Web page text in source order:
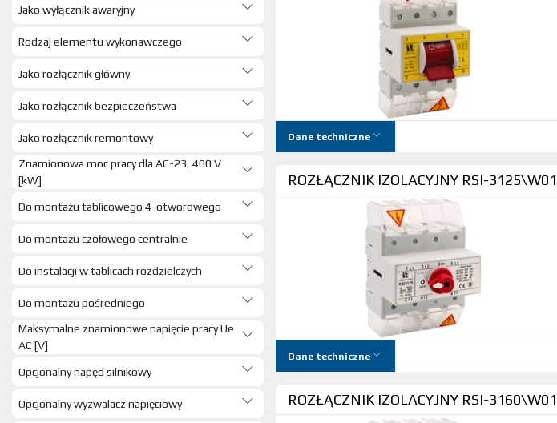
PRZEK. TRANS. STATE. ZASIL (472)
PRZEDŁUŻACZE, PRZYŁĄCZACZE
(242)
ELEKTRONARZĘDZIA (19)
KOŃCÓWKI I OPASKI (1007)
AKUMU. BATER. ŁADOW. LATAR
(258)
Ż_POZOSTAŁE (5606)
MATERIAŁY BUDOWALNE (14)
Jako wyłącznik awaryjny
Rodzaj elementu wykonawczego
Jako rozłącznik główny
Jako rozłącznik bezpieczeństwa
Jako rozłącznik remontowy
Znamionowa moc pracy dla AC-23, 400 V
[kW]
Do montażu tablicowego 4-otworowego
Do montażu czołowego centralnie
Do instalacji w tablicach rozdzielczych
Do montażu pośredniego
Maksymalne znamionowe napięcie pracy Ue
AC [V]
Opcjonalny napęd silnikowy
Opcjonalny wyzwalacz napięciowy
Dane techniczne
ROZŁĄCZNIK IZOLACYJNY RSI-3125\W01
Dane techniczne
ROZŁĄCZNIK IZOLACYJNY RSI-3160\W01